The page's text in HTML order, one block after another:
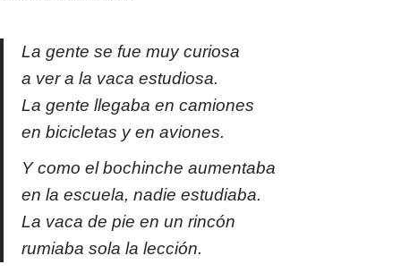
La gente se fue muy curiosa
a ver a la vaca estudiosa.
La gente llegaba en camiones
en bicicletas y en aviones.
Y como el bochinche aumentaba
en la escuela, nadie estudiaba.
La vaca de pie en un rincón
rumiaba sola la lección.